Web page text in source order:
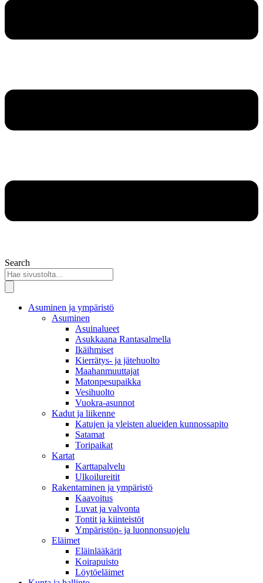
Search
Asuminen ja ympäristö
Asuminen
Asuinalueet
Asukkaana Rantasalmella
Ikäihmiset
Kierrätys- ja jätehuolto
Maahanmuuttajat
Matonpesupaikka
Vesihuolto
Vuokra-asunnot
Kadut ja liikenne
Katujen ja yleisten alueiden kunnossapito
Satamat
Toripaikat
Kartat
Karttapalvelu
Ulkoilureitit
Rakentaminen ja ympäristö
Kaavoitus
Luvat ja valvonta
Tontit ja kiinteistöt
Ympäristön- ja luonnonsuojelu
Eläimet
Eläinlääkärit
Koirapuisto
Löytöeläimet